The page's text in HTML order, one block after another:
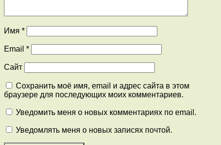
Имя *
Email *
Сайт
Сохранить моё имя, email и адрес сайта в этом
браузере для последующих моих комментариев.
Уведомить меня о новых комментариях по email.
Уведомлять меня о новых записях почтой.